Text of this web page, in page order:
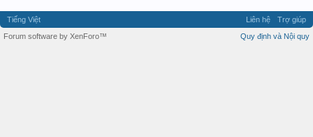
Tiếng Việt Liên hệ
Trợ giúp
Quy định và Nội quy
Forum software by XenForo™